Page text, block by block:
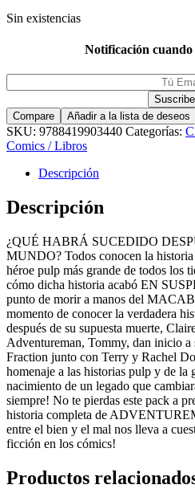
Sin existencias
Notificación cuando
Compare Añadir a la lista de deseos
SKU: 9788419903440 Categorías:
Comics / Libros
Descripción
Descripción
¿QUÉ HABRÁ SUCEDIDO
MUNDO? Todos conocen la
héroe pulp más grande de todos los
cómo dicha historia acabó EN
punto de morir a manos del
momento de conocer la verdadera
después de su supuesta muerte,
Adventureman, Tommy, dan inicio
Fraction junto con Terry y Rachel
homenaje a las historias pulp y de la
nacimiento de un legado que
siempre! No te pierdas este pack a
historia completa de
entre el bien y el mal nos lleva a
ficción en los cómics!
Productos